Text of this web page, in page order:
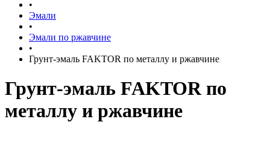
•
Эмали
•
Эмали по ржавчине
•
Грунт-эмаль FAKTOR по металлу и ржавчине
Грунт-эмаль FAKTOR по
металлу и ржавчине